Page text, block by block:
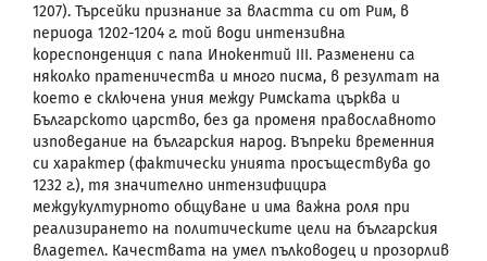
1207). Търсейки признание за властта си от Рим, в
периода 1202-1204 г. той води интензивна
кореспонденция с папа Инокентий III. Разменени са
няколко пратеничества и много писма, в резултат на
което е сключена уния между Римската църква и
Българското царство, без да променя православното
изповедание на българския народ. Въпреки временния
си характер (фактически унията просъществува до
1232 г.), тя значително интензифицира
междукултурното общуване и има важна роля при
реализирането на политическите цели на българския
владетел. Качествата на умел пълководец и прозорлив